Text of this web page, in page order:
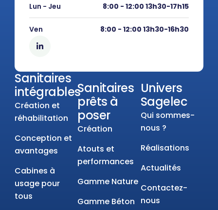
Lun - Jeu 8:00 - 12:00 13h30-17h15
Ven 8:00 - 12:00 13h30-16h30
Sanitaires
intégrables
Création et
réhabilitation
Conception et
avantages
Cabines à
usage pour
tous
Sanitaires
prêts à
poser
Création
Atouts et
performances
Gamme Nature
Gamme Béton
Univers
Sagelec
Qui sommes-
nous ?
Réalisations
Actualités
Contactez-
nous